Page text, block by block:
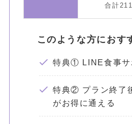
合計
このような方におす
特典① LINE食事サ
特典② プラン終了
がお得に通える